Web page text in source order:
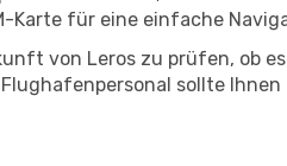
Karte für eine einfache
von Leros zu prüfen, ob
sollte